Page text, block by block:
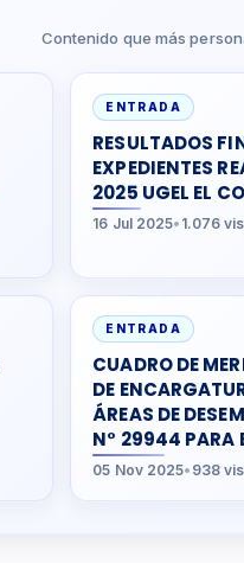
Contenido que más
ENTRADA
RESULTADOS
EXPEDIENTES
2025 UGEL EL
16 Jul 2025• 1.076
ENTRADA
CUADRO DE
DE
ÁREAS DE
N° 29944 PARA
05 Nov 2025• 938